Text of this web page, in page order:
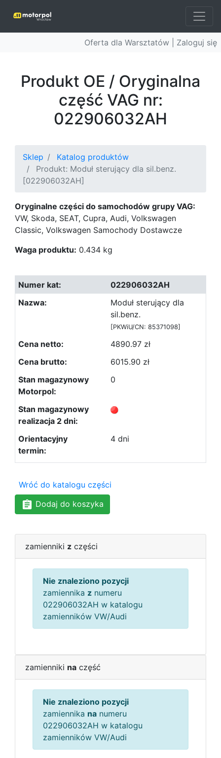
Oferta dla Warsztatów | Zaloguj się
Produkt OE / Oryginalna
część VAG nr:
022906032AH
Sklep
Katalog produktów
Produkt: Moduł sterujący dla sil.benz.
[022906032AH]
Oryginalne części do samochodów grupy VAG:
VW, Skoda, SEAT, Cupra, Audi, Volkswagen
Classic, Volkswagen Samochody Dostawcze
Waga produktu: 0.434 kg
022906032AH
Moduł sterujący dla
sil.benz.
[PKWiU/CN: 85371098]
4890.97 zł
6015.90 zł
0
4 dni
Wróć do katalogu części
Dodaj do koszyka
zamienniki z części
Nie znaleziono pozycji
zamiennika z numeru
022906032AH w katalogu
zamienników VW/Audi
zamienniki na część
Nie znaleziono pozycji
zamiennika na numeru
022906032AH w katalogu
zamienników VW/Audi